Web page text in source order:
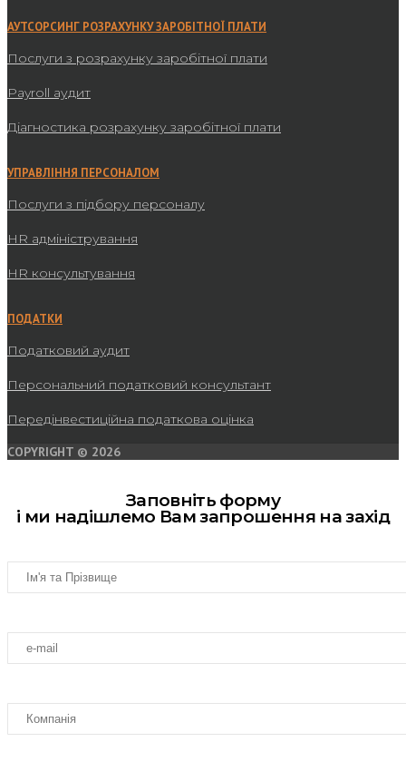
АУТСОРСИНГ РОЗРАХУНКУ ЗАРОБІТНОЇ ПЛАТИ
Послуги з розрахунку заробітної плати
Payroll аудит
Діагностика розрахунку заробітної плати
УПРАВЛІННЯ ПЕРСОНАЛОМ
Послуги з підбору персоналу
HR адміністрування
HR консультування
ПОДАТКИ
Податковий аудит
Персональний податковий консультант
Передінвестиційна податкова оцінка
COPYRIGHT © 2026
Заповніть форму
і ми надішлемо Вам запрошення на захід